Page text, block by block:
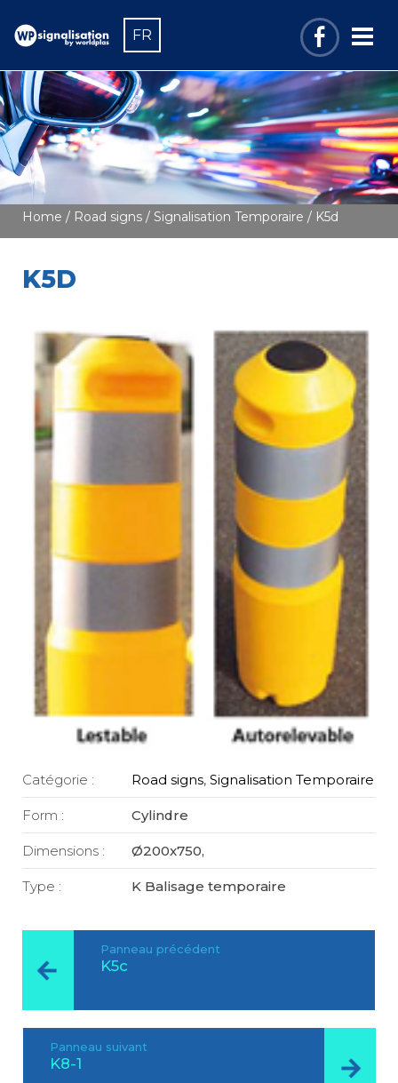
FR
Home / Road signs / Signalisation Temporaire / K5d
K5D
Catégorie : Road signs,Signalisation Temporaire
Form : Cylindre
Dimensions : Ø200x750,
Type : K Balisage temporaire
Panneau précédent
K5c
Panneau suivant
K8-1